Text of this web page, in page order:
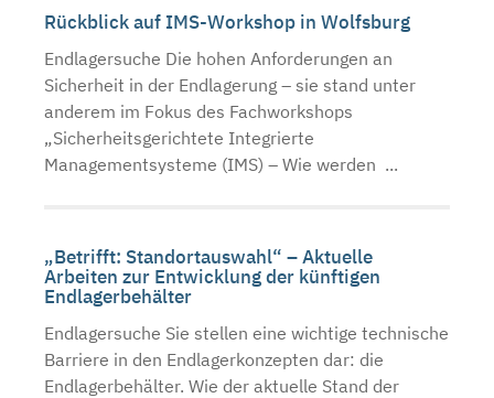
Rückblick auf IMS-Workshop in Wolfsburg
Endlagersuche Die hohen Anforderungen an
Sicherheit in der Endlagerung – sie stand unter
anderem im Fokus des Fachworkshops
„Sicherheitsgerichtete Integrierte
Managementsysteme (IMS) – Wie werden ...
„Betrifft: Standortauswahl“ – Aktuelle
Arbeiten zur Entwicklung der künftigen
Endlagerbehälter
Endlagersuche Sie stellen eine wichtige technische
Barriere in den Endlagerkonzepten dar: die
Endlagerbehälter. Wie der aktuelle Stand der